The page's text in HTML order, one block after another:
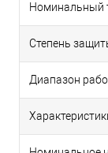
Номинальный
Степень